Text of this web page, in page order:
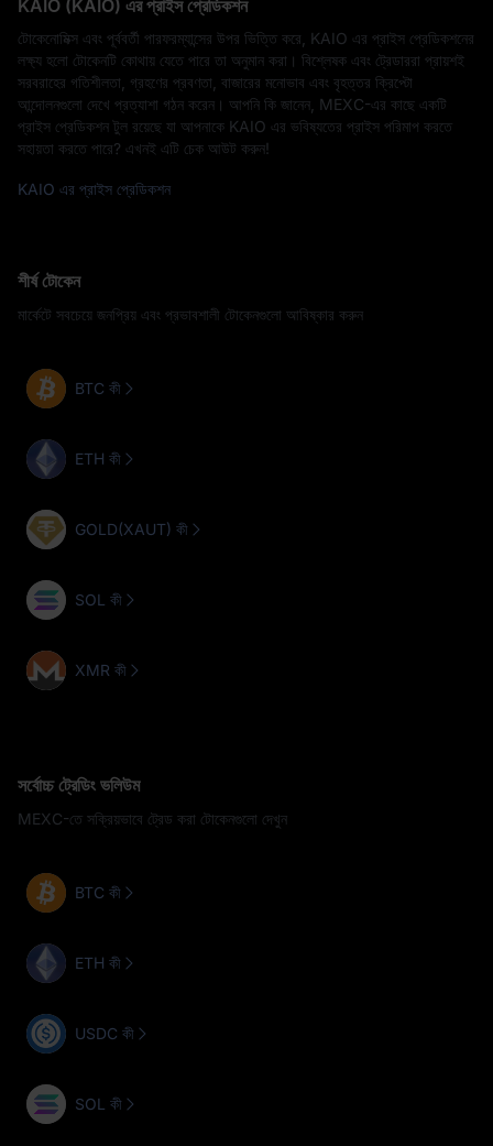
KAIO (KAIO) এর প্রাইস প্রেডিকশন
টোকেনোমিক্স এবং পূর্ববর্তী পারফরম্যান্সের উপর ভিত্তি করে, KAIO এর প্রাইস প্রেডিকশনের
লক্ষ্য হলো টোকেনটি কোথায় যেতে পারে তা অনুমান করা। বিশ্লেষক এবং ট্রেডাররা প্রায়শই
সরবরাহের গতিশীলতা, গ্রহণের প্রবণতা, বাজারের মনোভাব এবং বৃহত্তর ক্রিপ্টো
আন্দোলনগুলো দেখে প্রত্যাশা গঠন করেন। আপনি কি জানেন, MEXC-এর কাছে একটি
প্রাইস প্রেডিকশন টুল রয়েছে যা আপনাকে KAIO এর ভবিষ্যতের প্রাইস পরিমাপ করতে
সহায়তা করতে পারে? এখনই এটি চেক আউট করুন!
KAIO এর প্রাইস প্রেডিকশন
শীর্ষ টোকেন
মার্কেটে সবচেয়ে জনপ্রিয় এবং প্রভাবশালী টোকেনগুলো আবিষ্কার করুন
BTC কী
ETH কী
GOLD(XAUT) কী
SOL কী
XMR কী
সর্বোচ্চ ট্রেডিং ভলিউম
MEXC-তে সক্রিয়ভাবে ট্রেড করা টোকেনগুলো দেখুন
BTC কী
ETH কী
USDC কী
SOL কী